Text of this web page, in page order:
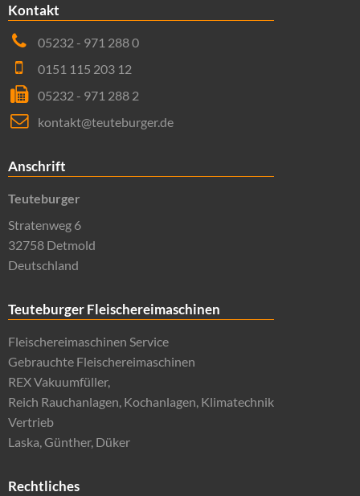
Kontakt
05232 - 971 288 0
0151 115 203 12
05232 - 971 288 2
kontakt@teuteburger.de
Anschrift
Teuteburger
Stratenweg 6
32758 Detmold
Deutschland
Teuteburger Fleischereimaschinen
Fleischereimaschinen Service
Gebrauchte Fleischereimaschinen
REX Vakuumfüller,
Reich Rauchanlagen, Kochanlagen, Klimatechnik
Vertrieb
Laska, Günther, Düker
Rechtliches